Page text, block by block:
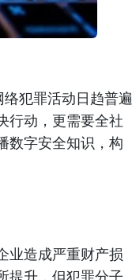
犯罪活动日趋普遍
行动，更需要全社
数字安全知识，构
业造成严重财产损
提升，但犯罪分子